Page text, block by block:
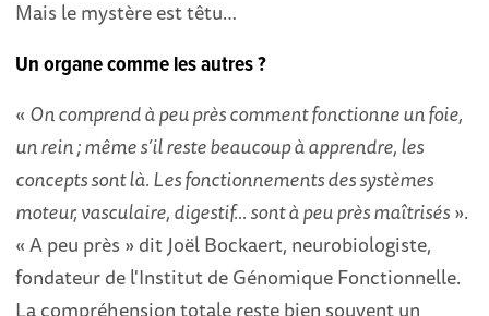
Mais le mystère est têtu…
Un organe comme les autres ?
« On comprend à peu près comment fonctionne un foie,
un rein ; même s’il reste beaucoup à apprendre, les
concepts sont là. Les fonctionnements des systèmes
moteur, vasculaire, digestif… sont à peu près maîtrisés».
« A peu près » dit Joël Bockaert, neurobiologiste,
fondateur de l'Institut de Génomique Fonctionnelle.
La compréhension totale reste bien souvent un